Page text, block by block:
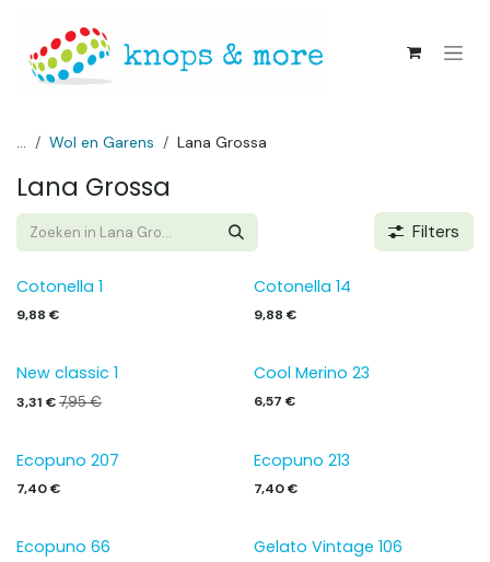
... Wol en Garens Lana Grossa
Lana Grossa
Filters
Cotonella 1
9,88 €
Cotonella 14
9,88 €
New classic 1
3,31 €7,95€
Cool Merino 23
6,57 €
Ecopuno 207
7,40€
Ecopuno 213
7,40€
Ecopuno 66 Gelato Vintage 106